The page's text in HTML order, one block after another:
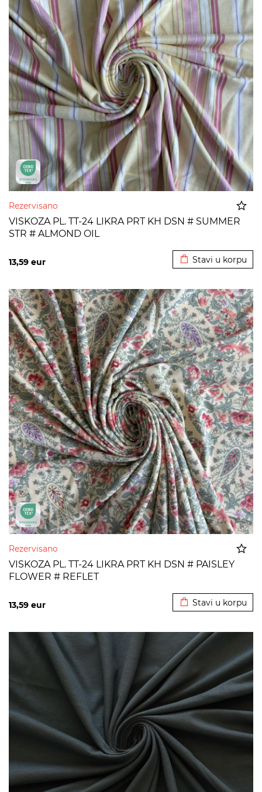
Rezervisano
VISKOZA PL. TT-24 LIKRA PRT KH DSN # SUMMER
STR # ALMOND OIL
13,59 eur Stavi u korpu
Rezervisano
VISKOZA PL. TT-24 LIKRA PRT KH DSN # PAISLEY
FLOWER # REFLET
13,59 eur Stavi u korpu